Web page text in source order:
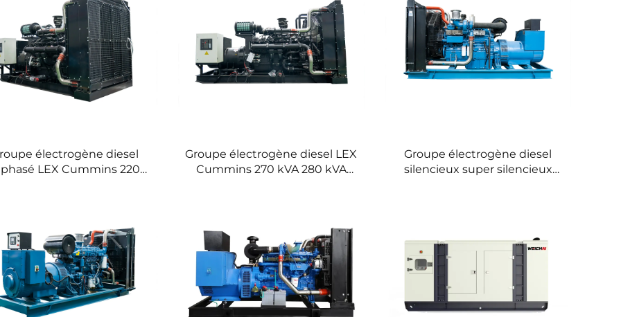
électrogène diesel
LEX Cummins 220
Groupe électrogène diesel LEX
Cummins 270 kVA 280 kVA
Groupe électrogène diesel
silencieux super silencieux